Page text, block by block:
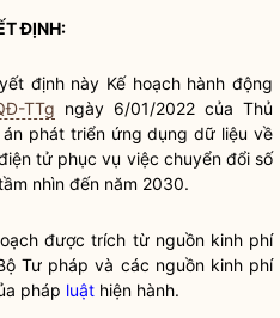
ĐỊNH:
định này Kế hoạch hành động
TTg ngày 6/01/2022 của Thủ
phát triển ứng dụng dữ liệu về
tử phục vụ việc chuyển đổi số
nhìn đến năm 2030.
được trích từ nguồn kinh phí
Tư pháp và các nguồn kinh phí
pháp luật hiện hành.